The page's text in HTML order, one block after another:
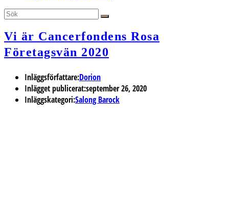
Vi är Cancerfondens Rosa
Företagsvän 2020
Inläggsförfattare:Dorion
Inlägget publicerat:september 26, 2020
Inläggskategori:Salong Barock